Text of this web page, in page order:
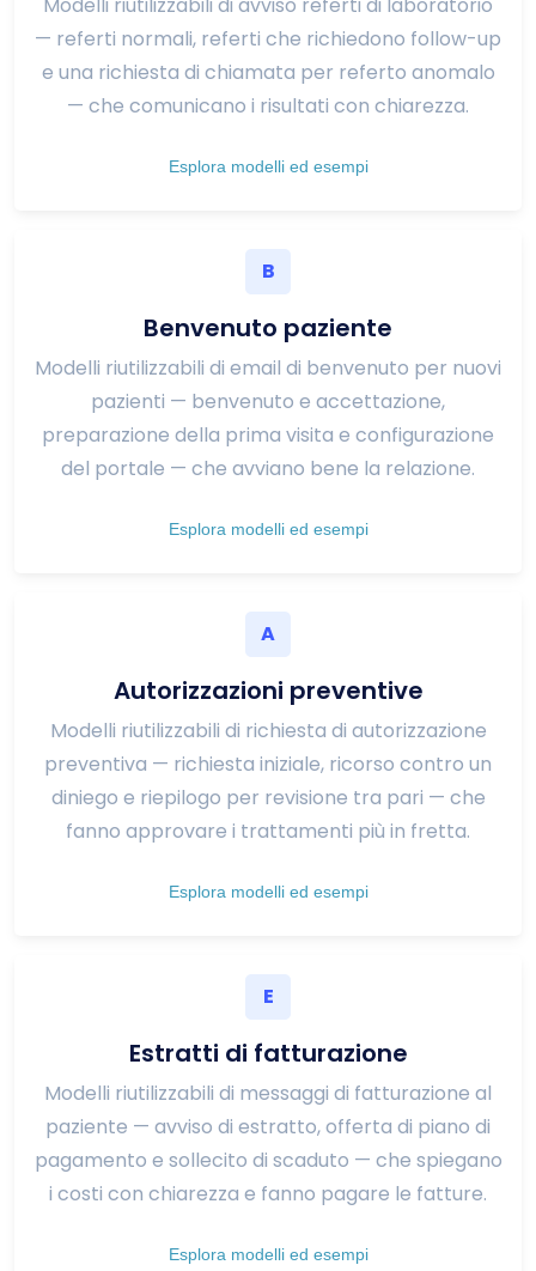
— referti normali, referti che richiedono follow-up
e una richiesta di chiamata per referto anomalo
— che comunicano i risultati con chiarezza.
Esplora modelli ed esempi
B
Benvenuto paziente
Modelli riutilizzabili di email di benvenuto per nuovi
pazienti — benvenuto e accettazione,
preparazione della prima visita e configurazione
del portale — che avviano bene la relazione.
Esplora modelli ed esempi
A
Autorizzazioni preventive
Modelli riutilizzabili di richiesta di autorizzazione
preventiva — richiesta iniziale, ricorso contro un
diniego e riepilogo per revisione tra pari — che
fanno approvare i trattamenti più in fretta.
Esplora modelli ed esempi
E
Estratti di fatturazione
Modelli riutilizzabili di messaggi di fatturazione al
paziente — avviso di estratto, offerta di piano di
pagamento e sollecito di scaduto — che spiegano
i costi con chiarezza e fanno pagare le fatture.
Esplora modelli ed esempi